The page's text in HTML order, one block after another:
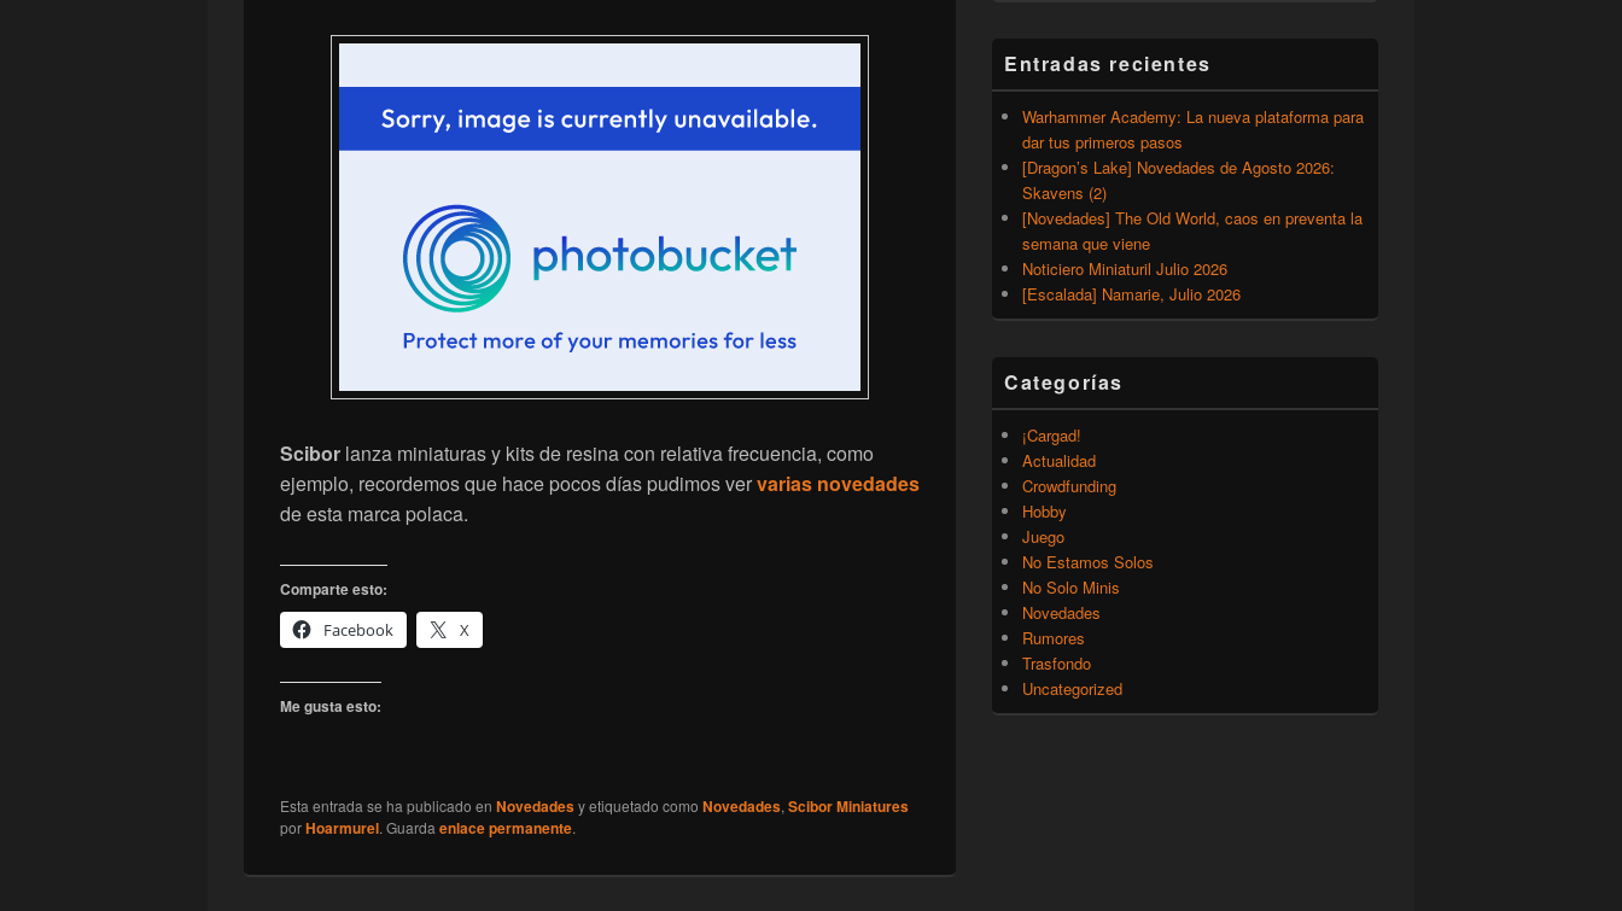
Scibor lanza miniaturas y kits de resina con relativa frecuencia, como
ejemplo, recordemos que hace pocos días pudimos vervarias novedades
de esta marca polaca.
Comparte esto:
Facebook
X
Me gusta esto:
Esta entrada se ha publicado en Novedadesy etiquetado como Novedades, Scibor Miniatures
porHoarmurel. Guarda enlace permanente.
Entradas recientes
Warhammer Academy: La nueva plataforma para
dar tus primeros pasos
[Dragon’s Lake] Novedades de Agosto 2026:
Skavens (2)
[Novedades] The Old World, caos en preventa la
semana que viene
Noticiero Miniaturil Julio 2026
[Escalada] Namarie, Julio 2026
Categorías
¡Cargad!
Actualidad
Crowdfunding
Hobby
Juego
No Estamos Solos
No Solo Minis
Novedades
Rumores
Trasfondo
Uncategorized